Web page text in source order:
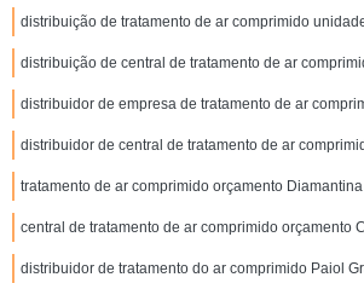
distribuição de tratamento de ar comprimido
distribuição de central de tratamento de ar
distribuidor de empresa de tratamento de ar
distribuidor de central de tratamento de ar
tratamento de ar comprimido orçamento Diamantina
central de tratamento de ar comprimido orçamento
distribuidor de tratamento do ar comprimido Paiol